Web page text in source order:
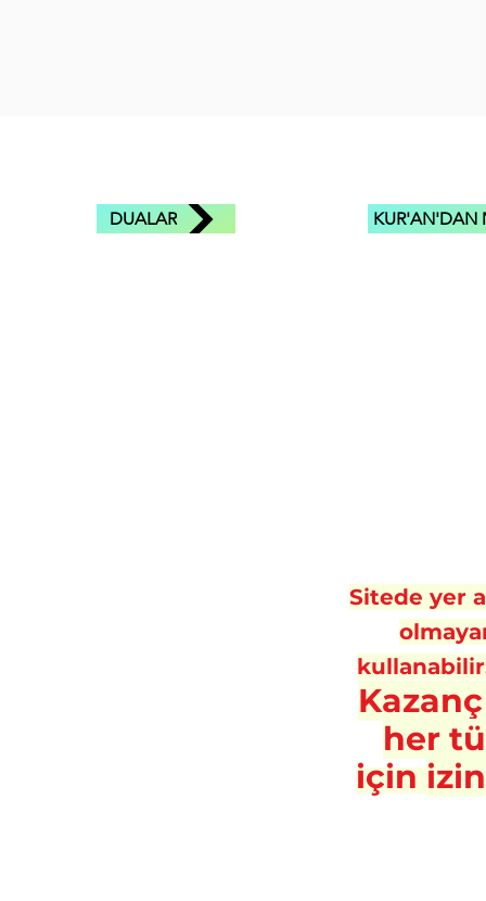
DUALAR KUR'AN'DAN
Sitede yer
her
içinizin